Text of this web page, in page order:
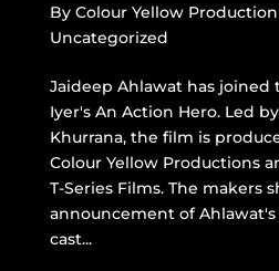
By Colour Yellow Production
Uncategorized
Jaideep Ahlawat has joined
Iyer's An Action Hero. Led
Khurrana, the film is
Colour Yellow Productions
T-Series Films. The makers
announcement of
cast...